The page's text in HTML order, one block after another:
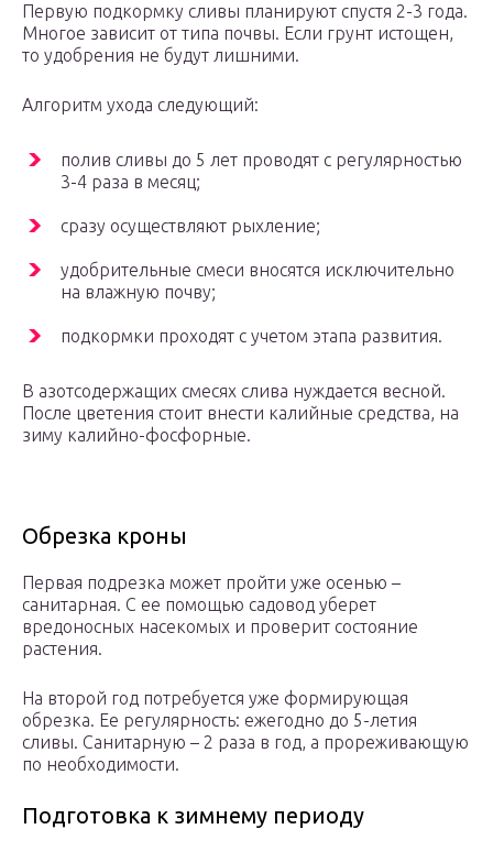
Первую подкормку сливы планируют спустя 2-3 года.
Многое зависит от типа почвы. Если грунт истощен,
то удобрения не будут лишними.
Алгоритм ухода следующий:
полив сливы до 5 лет проводят с регулярностью
3-4 раза в месяц;
сразу осуществляют рыхление;
удобрительные смеси вносятся исключительно
на влажную почву;
подкормки проходят с учетом этапа развития.
В азотсодержащих смесях слива нуждается весной.
После цветения стоит внести калийные средства, на
зиму калийно-фосфорные.
Обрезка кроны
Первая подрезка может пройти уже осенью –
санитарная. С ее помощью садовод уберет
вредоносных насекомых и проверит состояние
растения.
На второй год потребуется уже формирующая
обрезка. Ее регулярность: ежегодно до 5-летия
сливы. Санитарную – 2 раза в год, а прореживающую
по необходимости.
Подготовка к зимнему периоду